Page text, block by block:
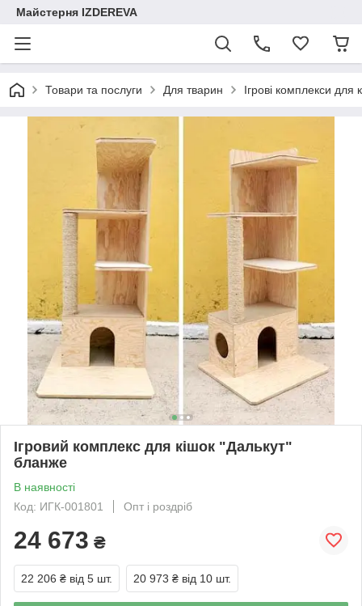
Майстерня IZDEREVA
Товари та послуги Для тварин Ігрові комплекси для
Ігровий комплекс для кішок "Далькут"
бланже
В наявності
Код: ИГК-001801
Опт і роздріб
24 673 ₴
22 206 ₴ від 5 шт. 20 973 ₴ від 10 шт.